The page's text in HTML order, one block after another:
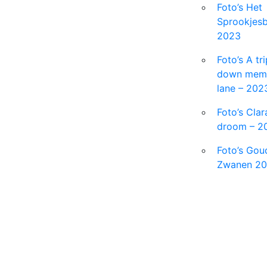
Foto’s Het
2023
Foto’s A
down
lane –
Foto’s
droom –
Foto’s
Zwanen